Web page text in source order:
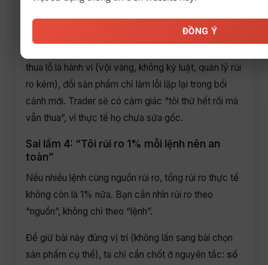
Sai lầm 3: “Thua ở cặp này thì chuyển cặp
thua lỗ là hành vi (vội vàng, không kỷ luật, quản lý rủi
ro kém), đổi sản phẩm chỉ làm lỗi lặp lại trong bối
cảnh mới. Trader sẽ có cảm giác “tôi thử hết rồi mà
vẫn thua”, vì thực tế họ chưa sửa gốc.
Sai lầm 4: “Tôi rủi ro 1% mỗi lệnh nên an
toàn”
Nếu nhiều lệnh cùng nguồn rủi ro, tổng rủi ro thực tế
không còn là 1% nữa. Bạn cần nhìn rủi ro theo
“nguồn”, không chỉ theo “lệnh”.
Để giữ bài này đúng vị trí (không lấn sang bài chọn
sản phẩm cụ thể), ta chỉ cần chốt ở nguyên tắc: số
ĐỒNG Ý